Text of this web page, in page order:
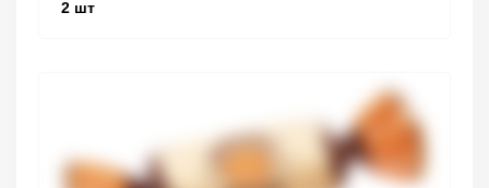
2 шт